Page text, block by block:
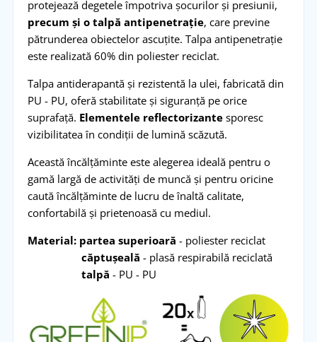
protejează degetele împotriva șocurilor și presiunii,
precum și o talpă antipenetrație, care previne
pătrunderea obiectelor ascuțite. Talpa antipenetrație
este realizată 60% din poliester reciclat.
Talpa antiderapantă și rezistentă la ulei, fabricată din
PU - PU, oferă stabilitate și siguranță pe orice
suprafață. Elementele reflectorizantesporesc
vizibilitatea în condiții de lumină scăzută.
Această încălțăminte este alegerea ideală pentru o
gamă largă de activități de muncă și pentru oricine
caută încălțăminte de lucru de înaltă calitate,
confortabilă și prietenoasă cu mediul.
Material: partea superioară - poliester reciclat
căptușeală - plasă respirabilă reciclată
talpă - PU - PU